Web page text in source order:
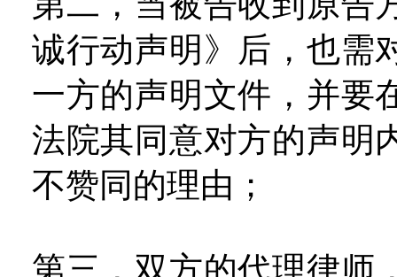
诚行动声明》后，也需
一方的声明文件，并要
法院其同意对方的声明
不赞同的理由；
第三，双方的代理律师